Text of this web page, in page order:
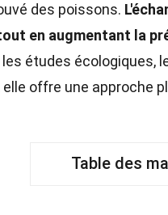
des poissons.
en augmentant la
études écologiques,
offre une approche
Table des